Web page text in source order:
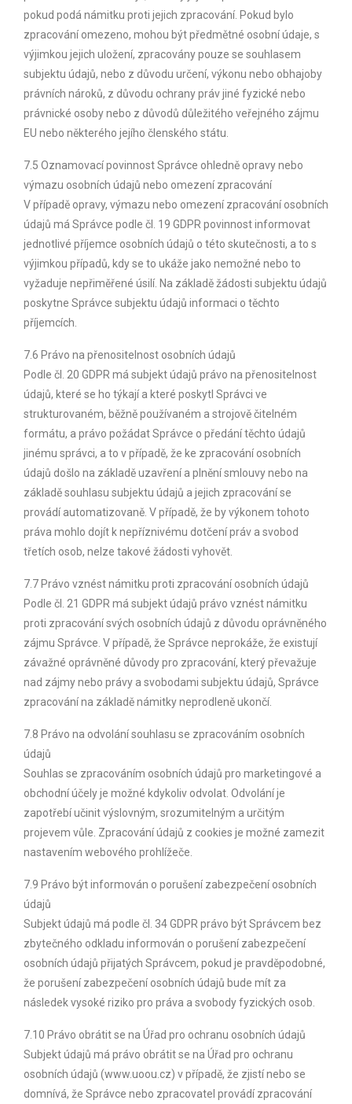
pokud podá námitku proti jejich zpracování. Pokud bylo
zpracování omezeno, mohou být předmětné osobní údaje, s
výjimkou jejich uložení, zpracovány pouze se souhlasem
subjektu údajů, nebo z důvodu určení, výkonu nebo obhajoby
právních nároků, z důvodu ochrany práv jiné fyzické nebo
právnické osoby nebo z důvodů důležitého veřejného zájmu
EU nebo některého jejího členského státu.
7.5 Oznamovací povinnost Správce ohledně opravy nebo
výmazu osobních údajů nebo omezení zpracování
V případě opravy, výmazu nebo omezení zpracování osobních
údajů má Správce podle čl. 19 GDPR povinnost informovat
jednotlivé příjemce osobních údajů o této skutečnosti, a to s
výjimkou případů, kdy se to ukáže jako nemožné nebo to
vyžaduje nepřiměřené úsilí. Na základě žádosti subjektu údajů
poskytne Správce subjektu údajů informaci o těchto
příjemcích.
7.6 Právo na přenositelnost osobních údajů
Podle čl. 20 GDPR má subjekt údajů právo na přenositelnost
údajů, které se ho týkají a které poskytl Správci ve
strukturovaném, běžně používaném a strojově čitelném
formátu, a právo požádat Správce o předání těchto údajů
jinému správci, a to v případě, že ke zpracování osobních
údajů došlo na základě uzavření a plnění smlouvy nebo na
základě souhlasu subjektu údajů a jejich zpracování se
provádí automatizovaně. V případě, že by výkonem tohoto
práva mohlo dojít k nepříznivému dotčení práv a svobod
třetích osob, nelze takové žádosti vyhovět.
7.7 Právo vznést námitku proti zpracování osobních údajů
Podle čl. 21 GDPR má subjekt údajů právo vznést námitku
proti zpracování svých osobních údajů z důvodu oprávněného
zájmu Správce. V případě, že Správce neprokáže, že existují
závažné oprávněné důvody pro zpracování, který převažuje
nad zájmy nebo právy a svobodami subjektu údajů, Správce
zpracování na základě námitky neprodleně ukončí.
7.8 Právo na odvolání souhlasu se zpracováním osobních
údajů
Souhlas se zpracováním osobních údajů pro marketingové a
obchodní účely je možné kdykoliv odvolat. Odvolání je
zapotřebí učinit výslovným, srozumitelným a určitým
projevem vůle. Zpracování údajů z cookies je možné zamezit
nastavením webového prohlížeče.
7.9 Právo být informován o porušení zabezpečení osobních
údajů
Subjekt údajů má podle čl. 34 GDPR právo být Správcem bez
zbytečného odkladu informován o porušení zabezpečení
osobních údajů přijatých Správcem, pokud je pravděpodobné,
že porušení zabezpečení osobních údajů bude mít za
následek vysoké riziko pro práva a svobody fyzických osob.
7.10 Právo obrátit se na Úřad pro ochranu osobních údajů
Subjekt údajů má právo obrátit se na Úřad pro ochranu
osobních údajů (www.uoou.cz) v případě, že zjistí nebo se
domnívá, že Správce nebo zpracovatel provádí zpracování